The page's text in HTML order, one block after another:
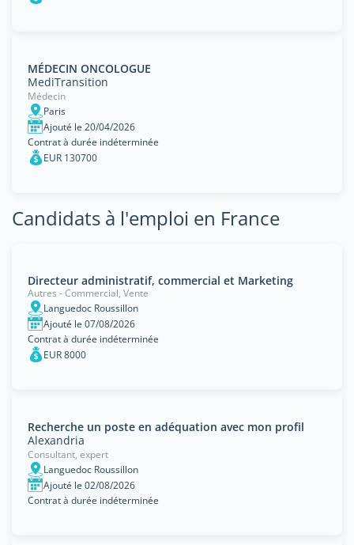
MÉDECIN ONCOLOGUE
MediTransition
Médecin
Paris
Ajouté le 20/04/2026
Contrat à durée indéterminée
EUR 130700
Candidats à l'emploi en France
Directeur administratif, commercial et Marketing
Autres - Commercial, Vente
Languedoc Roussillon
Ajouté le 07/08/2026
Contrat à durée indéterminée
EUR 8000
Recherche un poste en adéquation avec mon profil
Alexandria
Consultant, expert
Languedoc Roussillon
Ajouté le 02/08/2026
Contrat à durée indéterminée